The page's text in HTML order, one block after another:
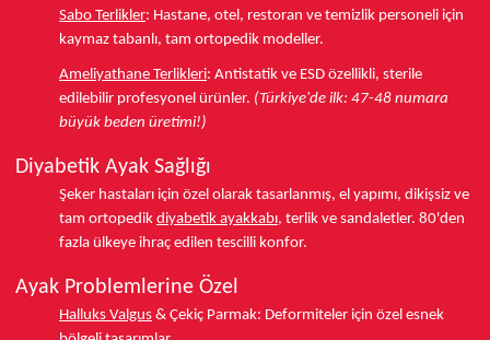
Sabo Terlikler: Hastane, otel, restoran ve temizlik personeli için
kaymaz tabanlı, tam ortopedik modeller.
Ameliyathane Terlikleri: Antistatik ve ESD özellikli, sterile
edilebilir profesyonel ürünler. (Türkiye'de ilk: 47-48 numara
büyük beden üretimi!)
Diyabetik Ayak Sağlığı
Şeker hastaları için özel olarak tasarlanmış, el yapımı, dikişsiz ve
tam ortopedik diyabetik ayakkabı, terlik ve sandaletler. 80'den
fazla ülkeye ihraç edilen tescilli konfor.
Ayak Problemlerine Özel
Halluks Valgus & Çekiç Parmak: Deformiteler için özel esnek